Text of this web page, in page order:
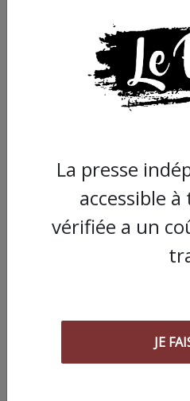
Voir tous les
La presse
accessible
vérifiée a un
JE